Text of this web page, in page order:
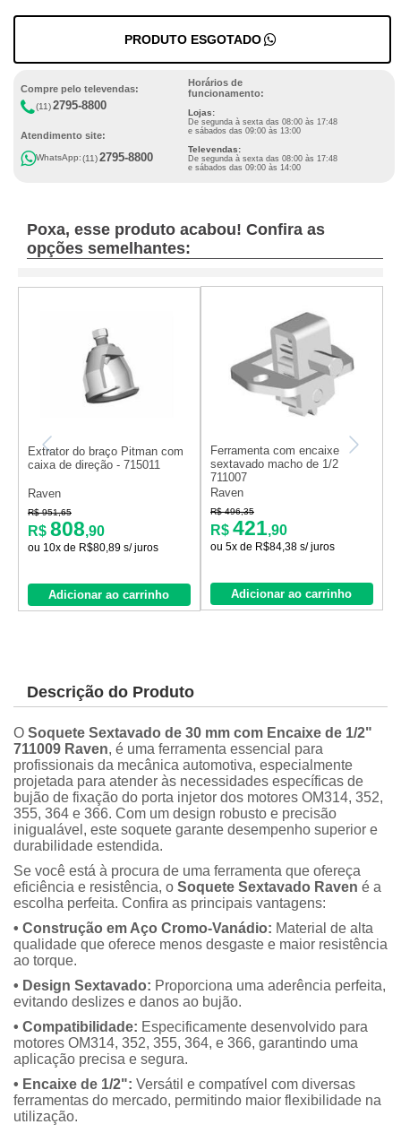
PRODUTO ESGOTADO
Compre pelo televendas:
(11)2795-8800
Atendimento site:
WhatsApp:(11)2795-8800
Horários de
funcionamento:
Lojas:
De segunda à sexta das 08:00 às 17:48
e sábados das 09:00 às 13:00
Televendas:
De segunda à sexta das 08:00 às 17:48
e sábados das 09:00 às 14:00
Poxa, esse produto acabou! Confira as
opções semelhantes:
Extrator do braço Pitman com
caixa de direção - 715011
Raven
R$ 951,65
R$ 808,90
ou 10x de R$80,89 s/ juros
Adicionar ao carrinho
Ferramenta com encaixe
sextavado macho de 1/2
711007
Raven
R$ 496,35
R$ 421,90
ou 5x de R$84,38 s/ juros
Adicionar ao carrinho
Descrição do Produto
O Soquete Sextavado de 30 mm com Encaixe de 1/2"
711009 Raven, é uma ferramenta essencial para
profissionais da mecânica automotiva, especialmente
projetada para atender às necessidades específicas de
bujão de fixação do porta injetor dos motores OM314, 352,
355, 364 e 366. Com um design robusto e precisão
inigualável, este soquete garante desempenho superior e
durabilidade estendida.
Se você está à procura de uma ferramenta que ofereça
eficiência e resistência, o Soquete Sextavado Raven é a
escolha perfeita. Confira as principais vantagens:
• Construção em Aço Cromo-Vanádio: Material de alta
qualidade que oferece menos desgaste e maior resistência
ao torque.
• Design Sextavado: Proporciona uma aderência perfeita,
evitando deslizes e danos ao bujão.
• Compatibilidade: Especificamente desenvolvido para
motores OM314, 352, 355, 364, e 366, garantindo uma
aplicação precisa e segura.
• Encaixe de 1/2": Versátil e compatível com diversas
ferramentas do mercado, permitindo maior flexibilidade na
utilização.